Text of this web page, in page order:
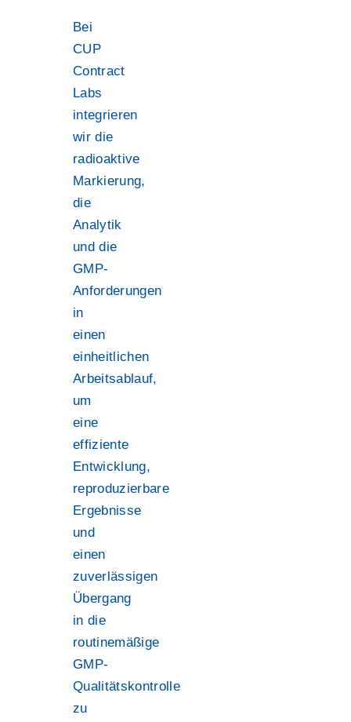
Bei
CUP
Contract
Labs
integrieren
wir die
radioaktive
Markierung,
die
Analytik
und die
GMP-
Anforderungen
in
einen
einheitlichen
Arbeitsablauf,
um
eine
effiziente
Entwicklung,
reproduzierbare
Ergebnisse
und
einen
zuverlässigen
Übergang
in die
routinemäßige
GMP-
Qualitätskontrolle
zu